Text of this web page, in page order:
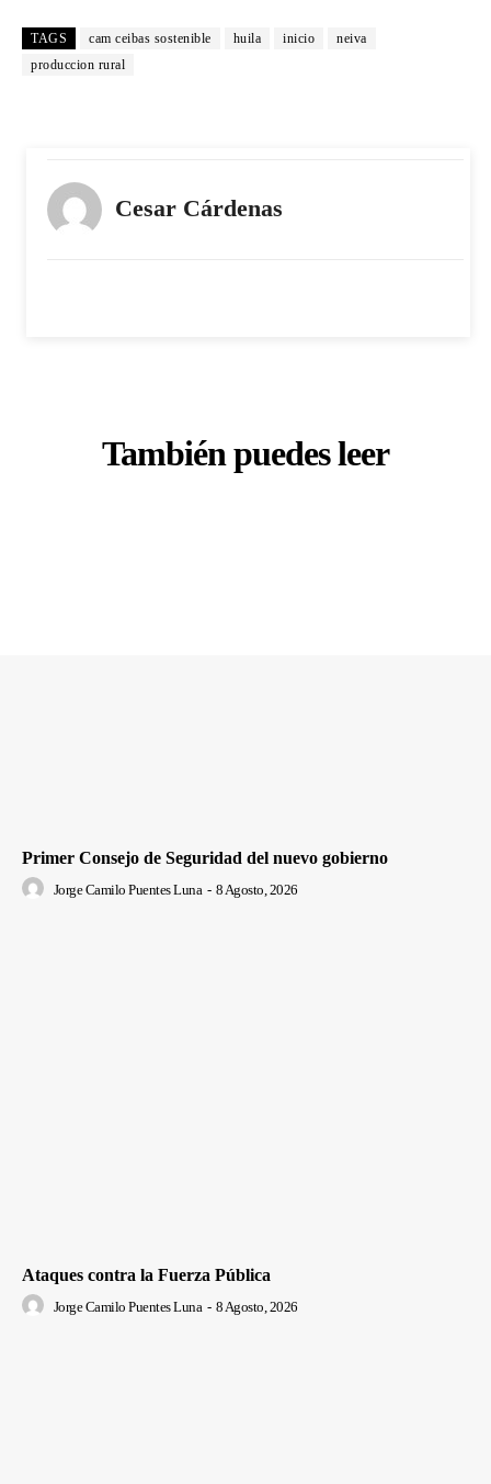
TAGS cam ceibas sostenible huila inicio
neiva
produccion rural
Cesar Cárdenas
También puedes leer
Primer Consejo de Seguridad del nuevo gobierno
Jorge Camilo Puentes Luna - 8 Agosto, 2026
Ataques contra la Fuerza Pública
Jorge Camilo Puentes Luna - 8 Agosto, 2026